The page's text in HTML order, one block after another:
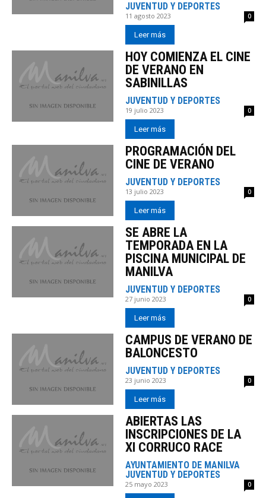
JUVENTUD Y DEPORTES
11 agosto 2023 0
Leer más
HOY COMIENZA EL CINE
DE VERANO EN
SABINILLAS
JUVENTUD Y DEPORTES
19 julio 2023 0
Leer más
PROGRAMACIÓN DEL
CINE DE VERANO
JUVENTUD Y DEPORTES
13 julio 2023 0
Leer más
SE ABRE LA
TEMPORADA EN LA
PISCINA MUNICIPAL DE
MANILVA
JUVENTUD Y DEPORTES
27 junio 2023 0
Leer más
CAMPUS DE VERANO DE
BALONCESTO
JUVENTUD Y DEPORTES
23 junio 2023 0
Leer más
ABIERTAS LAS
INSCRIPCIONES DE LA
XI CORRUCO RACE
AYUNTAMIENTO DE MANILVA
JUVENTUD Y DEPORTES
25 mayo 2023 0